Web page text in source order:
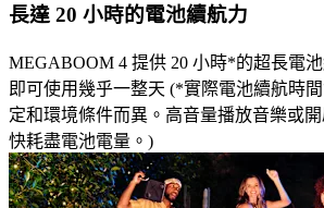
長達 20 小時的電池續航力
MEGABOOM 4 提供 20 小時*的超長電
即可使用幾乎一整天 (*實際電池續航時
定和環境條件而異。高音量播放音樂或
快耗盡電池電量。)